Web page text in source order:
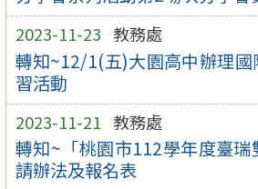
2023-11-23 教務處
轉知~12/1(五)大園高中辦理
習活動
2023-11-21 教務處
轉知~「桃園市112學年度臺
請辦法及報名表